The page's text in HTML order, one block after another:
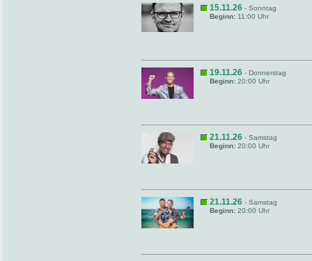
15.11.26 - Sonntag
Beginn: 11:00 Uhr
19.11.26 - Donnerstag
Beginn: 20:00 Uhr
21.11.26 - Samstag
Beginn: 20:00 Uhr
21.11.26 - Samstag
Beginn: 20:00 Uhr